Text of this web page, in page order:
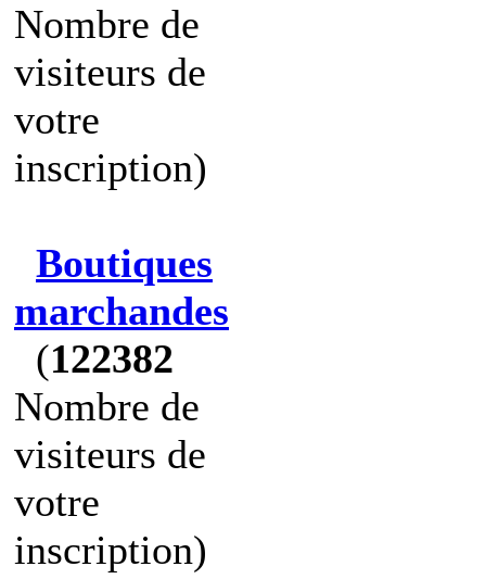
Nombre de
visiteurs de
votre
inscription)
Boutiques
marchandes
(122382
Nombre de
visiteurs de
votre
inscription)